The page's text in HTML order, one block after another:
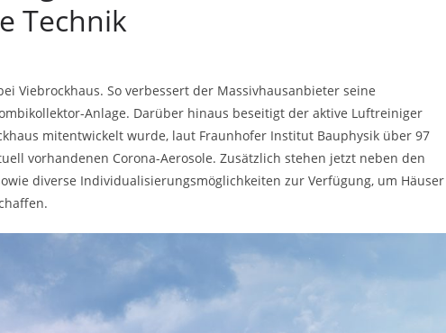
Technik
Viebrockhaus. So verbessert der Massivhausanbieter seine
Anlage. Darüber hinaus beseitigt der aktive Luftreiniger
mitentwickelt wurde, laut Fraunhofer Institut Bauphysik über 97
vorhandenen Corona-Aerosole. Zusätzlich stehen jetzt neben den
diverse Individualisierungsmöglichkeiten zur Verfügung, um Häuser